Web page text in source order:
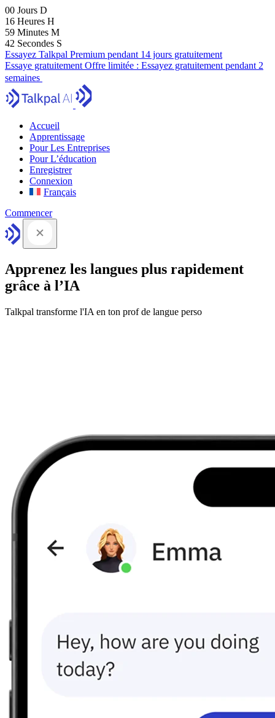
00 Jours D
16 Heures H
59 Minutes M
41 Secondes S
Essayez Talkpal Premium pendant 14 jours gratuitement
Essaye gratuitement Offre limitée : Essayez gratuitement pendant 2
semaines
Accueil
Apprentissage
Pour Les Entreprises
Pour L’éducation
Enregistrer
Connexion
Français
Commencer
Apprenez les langues plus rapidement
grâce à l’IA
Talkpal transforme l'IA en ton prof de langue perso